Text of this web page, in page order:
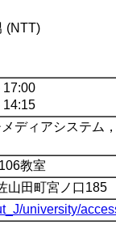
(NTT)
ディアシステム
教室
山田町宮ノ口185
university/